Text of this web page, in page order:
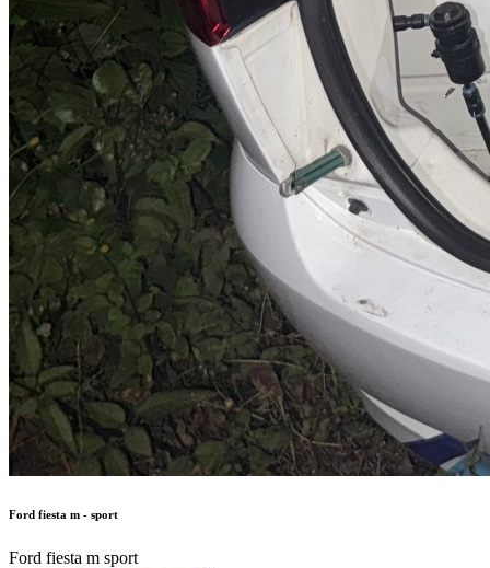
Ford fiesta m - sport
Ford fiesta m sport